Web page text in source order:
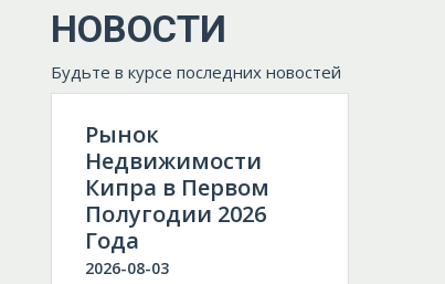
НОВОСТИ
Будьте в курсе последних новостей
Рынок
Недвижимости
Кипра в Первом
Полугодии 2026
Года
2026-08-03